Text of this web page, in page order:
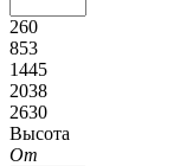
260
853
1445
2038
2630
Высота
От